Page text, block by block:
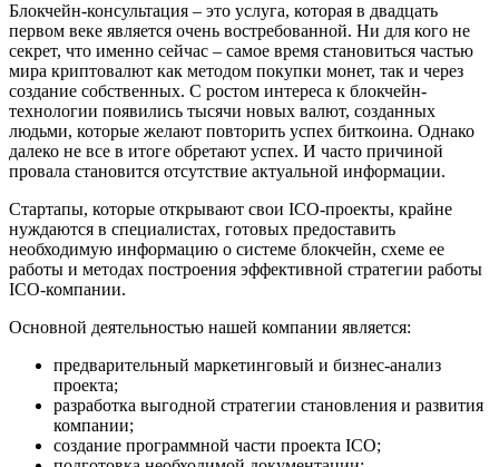
Блокчейн-консультация – это услуга, которая в двадцать
первом веке является очень востребованной. Ни для кого не
секрет, что именно сейчас – самое время становиться частью
мира криптовалют как методом покупки монет, так и через
создание собственных. С ростом интереса к блокчейн-
технологии появились тысячи новых валют, созданных
людьми, которые желают повторить успех биткоина. Однако
далеко не все в итоге обретают успех. И часто причиной
провала становится отсутствие актуальной информации.
Стартапы, которые открывают свои ICO-проекты, крайне
нуждаются в специалистах, готовых предоставить
необходимую информацию о системе блокчейн, схеме ее
работы и методах построения эффективной стратегии работы
ICO-компании.
Основной деятельностью нашей компании является:
предварительный маркетинговый и бизнес-анализ
проекта;
разработка выгодной стратегии становления и развития
компании;
создание программной части проекта ICO;